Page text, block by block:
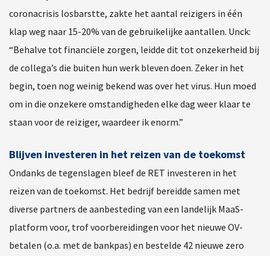
coronacrisis losbarstte, zakte het aantal reizigers in één
klap weg naar 15-20% van de gebruikelijke aantallen. Unck:
“Behalve tot financiële zorgen, leidde dit tot onzekerheid bij
de collega’s die buiten hun werk bleven doen. Zeker in het
begin, toen nog weinig bekend was over het virus. Hun moed
om in die onzekere omstandigheden elke dag weer klaar te
staan voor de reiziger, waardeer ik enorm.”
Blijven investeren in het reizen van de toekomst
Ondanks de tegenslagen bleef de RET investeren in het
reizen van de toekomst. Het bedrijf bereidde samen met
diverse partners de aanbesteding van een landelijk MaaS-
platform voor, trof voorbereidingen voor het nieuwe OV-
betalen (o.a. met de bankpas) en bestelde 42 nieuwe zero